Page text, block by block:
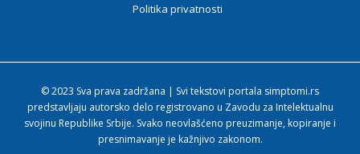
Politika privatnosti
© 2023 Sva prava zadržana | Svi tekstovi portala simptomi.rs
predstavljaju autorsko delo registrovano u Zavodu za Intelektualnu
svojinu Republike Srbije. Svako neovlašćeno preuzimanje, kopiranje i
presnimavanje je kažnjivo zakonom.